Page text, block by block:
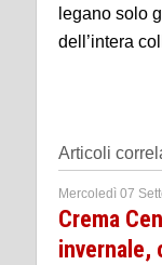
legano solo
dell’intera
Articoli
Mercoledì 07
Crema
invernale,